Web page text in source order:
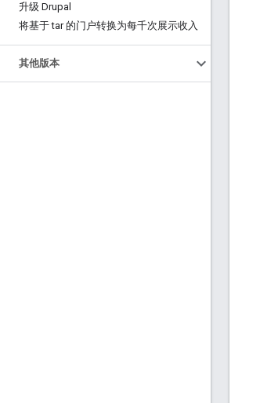
升级 Drupal
将基于 tar 的门户转换为每千次展示收入
其他版本